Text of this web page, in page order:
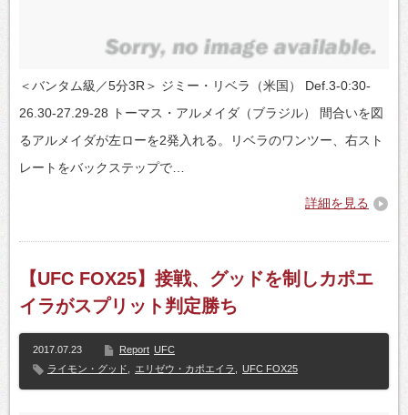
＜バンタム級／5分3R＞ ジミー・リベラ（米国） Def.3-0:30-
26.30-27.29-28 トーマス・アルメイダ（ブラジル） 間合いを図
るアルメイダが左ローを2発入れる。リベラのワンツー、右スト
レートをバックステップで…
詳細を見る
【UFC FOX25】接戦、グッドを制しカポエ
イラがスプリット判定勝ち
2017.07.23 Report UFC
ライモン・グッド
エリゼウ・カポエイラ UFC FOX25